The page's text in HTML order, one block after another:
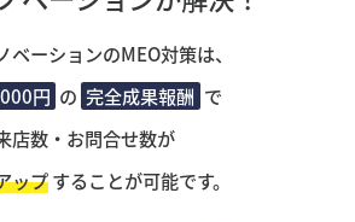
ベーションのMEO対策は、
円 の 完全成果報酬 で
店数・お問合せ数が
ップすることが可能です。